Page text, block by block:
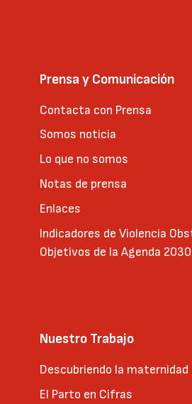
Prensa y Comunicación
Contacta con Prensa
Somos noticia
Lo que no somos
Notas de prensa
Enlaces
Indicadores de Violencia
Objetivos de la Agenda 2030
Nuestro Trabajo
Descubriendo la maternidad
El Parto en Cifras